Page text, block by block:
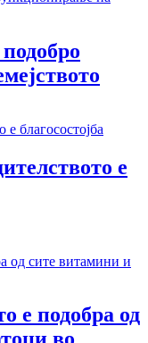
е
е подобра од